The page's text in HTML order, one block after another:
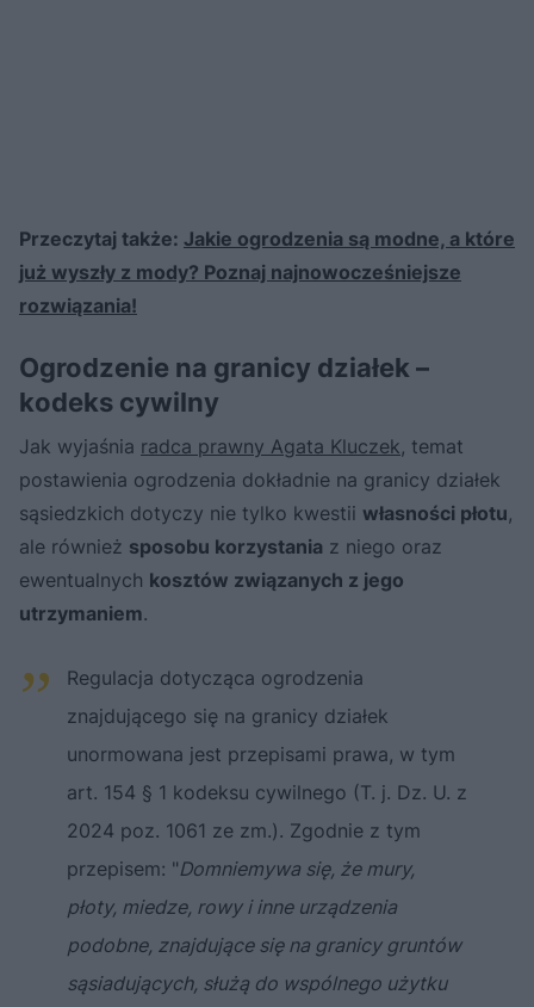
Przeczytaj także: Jakie ogrodzenia są modne, a które
już wyszły z mody? Poznaj najnowocześniejsze
rozwiązania!
Ogrodzenie na granicy działek –
kodeks cywilny
Jak wyjaśnia radca prawny Agata Kluczek, temat
postawienia ogrodzenia dokładnie na granicy działek
sąsiedzkich dotyczy nie tylko kwestii własności płotu,
ale również sposobu korzystania z niego oraz
ewentualnych kosztów związanych z jego
utrzymaniem.
Regulacja dotycząca ogrodzenia
znajdującego się na granicy działek
unormowana jest przepisami prawa, w tym
art. 154 § 1 kodeksu cywilnego (T. j. Dz. U. z
2024 poz. 1061 ze zm.). Zgodnie z tym
przepisem: "Domniemywa się, że mury,
płoty, miedze, rowy i inne urządzenia
podobne, znajdujące się na granicy gruntów
sąsiadujących, służą do wspólnego użytku